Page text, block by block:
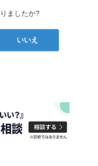
ましたか?
いいえ